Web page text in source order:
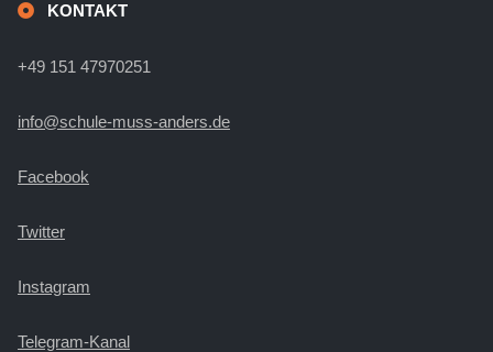
KONTAKT
+49 151 47970251
info@schule-muss-anders.de
Facebook
Twitter
Instagram
Telegram-Kanal